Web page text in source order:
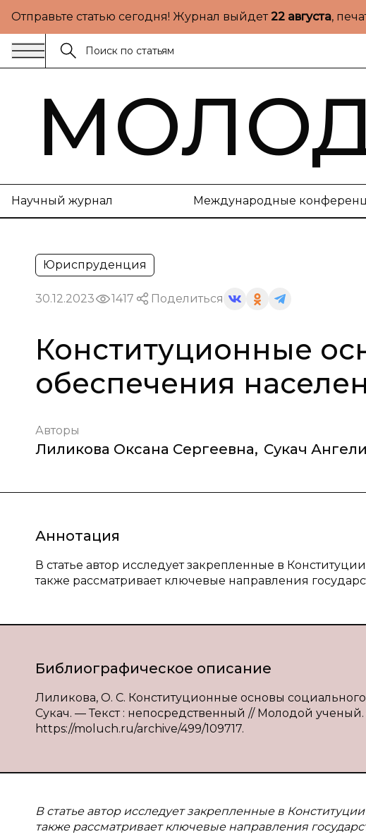
Отправьте статью сегодня! Журнал выйдет22 августа,
Научный журнал Международные
Юриспруденция
30.12.2023 1417 Поделиться
Конституционные
обеспечения
Авторы
Лиликова Оксана Сергеевна, Сукач
Аннотация
В статье автор исследует закрепленные в
также рассматривает ключевые направления
Библиографическое описание
Лиликова, О. С. Конституционные основы
Сукач. — Текст : непосредственный // Молодой
https://moluch.ru/archive/499/109717.
В статье автор исследует закрепленные в
также рассматривает ключевые направления